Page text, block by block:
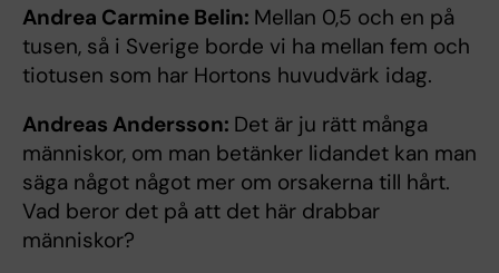
Andrea Carmine Belin: Mellan 0,5 och en på
tusen, så i Sverige borde vi ha mellan fem och
tiotusen som har Hortons huvudvärk idag.
Andreas Andersson: Det är ju rätt många
människor, om man betänker lidandet kan man
säga något något mer om orsakerna till hårt.
Vad beror det på att det här drabbar
människor?